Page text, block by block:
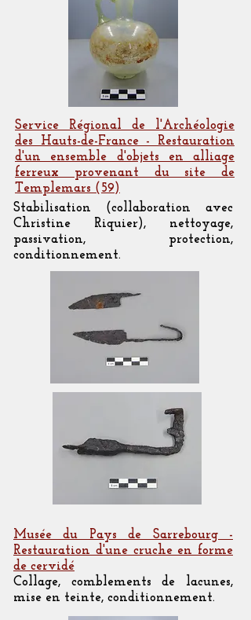
Service Régional de l'Archéologie
des Hauts-de-France - Restauration
d'un ensemble d'objets en alliage
ferreux provenant du site de
Templemars (59)
Stabilisation (collaboration avec
Christine Riquier), nettoyage,
passivation, protection,
conditionnement.
Musée du Pays de Sarrebourg -
Restauration d'une cruche en forme
de cervidé
Collage, comblements de lacunes,
mise en teinte, conditionnement.